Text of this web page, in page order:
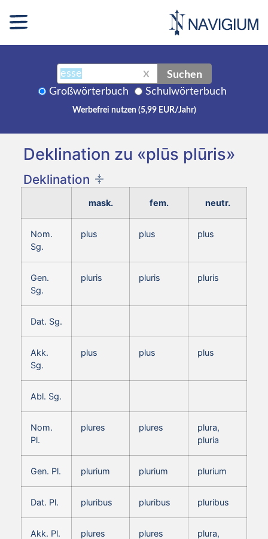
X Suchen
Großwörterbuch Schulwörterbuch
Werbefrei nutzen (5,99 EUR/Jahr)
Deklination zu «plūs plūris»
Deklination
mask. fem. neutr.
Nom.
Sg.
plus plus plus
Gen.
Sg.
pluris pluris pluris
Dat. Sg.
Akk.
Sg.
plus plus plus
Abl. Sg.
Nom.
Pl.
plures plures
plura,
pluria
Gen. Pl. plurium plurium plurium
Dat. Pl. pluribus pluribus pluribus
Akk. Pl. plures plures
plura,